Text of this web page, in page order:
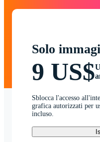
Solo
9 US$
Sblocca l'accesso
grafica autorizzati per
incluso.